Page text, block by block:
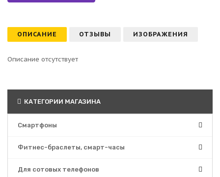
ОПИСАНИЕ ОТЗЫВЫ ИЗОБРАЖЕНИЯ
Описание отсутствует
КАТЕГОРИИ МАГАЗИНА
Смартфоны
Фитнес-браслеты, смарт-часы
Для сотовых телефонов